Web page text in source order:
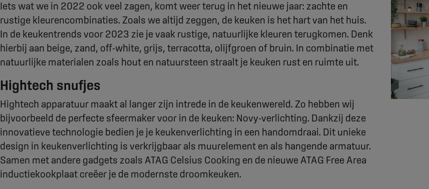
Iets wat we in 2022 ook veel zagen, komt weer terug in het nieuwe jaar: zachte en
rustige kleurencombinaties. Zoals we altijd zeggen, de keuken is het hart van het huis.
In de keukentrends voor 2023 zie je vaak rustige, natuurlijke kleuren terugkomen. Denk
hierbij aan beige, zand, off-white, grijs, terracotta, olijfgroen of bruin. In combinatie met
natuurlijke materialen zoals hout en natuursteen straalt je keuken rust en ruimte uit.
Hightech snufjes
Hightech apparatuur maakt al langer zijn intrede in de keukenwereld. Zo hebben wij
bijvoorbeeld de perfecte sfeermaker voor in de keuken: Novy-verlichting. Dankzij deze
innovatieve technologie bedien je je keukenverlichting in een handomdraai. Dit unieke
design in keukenverlichting is verkrijgbaar als muurelement en als hangende armatuur.
Samen met andere gadgets zoals ATAG Celsius Cooking en de nieuwe ATAG Free Area
inductiekookplaat creëer je de modernste droomkeuken.